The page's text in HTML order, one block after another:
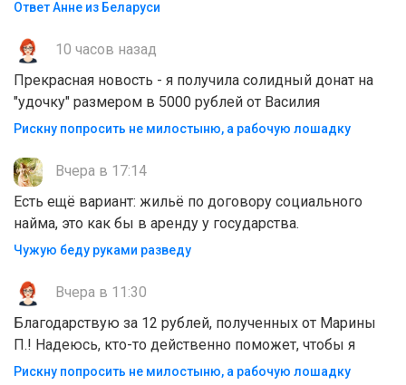
Ответ Анне из Беларуси
10 часов назад
Прекрасная новость - я получила солидный донат на
"удочку" размером в 5000 рублей от Василия
Рискну попросить не милостыню, а рабочую лошадку
Вчера в 17:14
Есть ещё вариант: жильё по договору социального
найма, это как бы в аренду у государства.
Чужую беду руками разведу
Вчера в 11:30
Благодарствую за 12 рублей, полученных от Марины
П.! Надеюсь, кто-то действенно поможет, чтобы я
Рискну попросить не милостыню, а рабочую лошадку